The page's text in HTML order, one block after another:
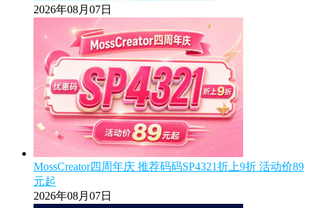
2026年08月07日
MossCreator四周年庆 推荐码码SP4321折上9折 活动价89
元起
2026年08月07日